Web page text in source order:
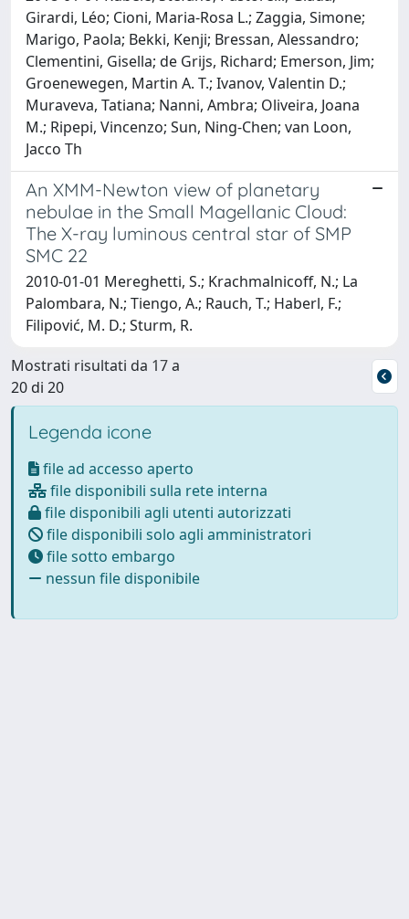
Girardi, Léo; Cioni, Maria-Rosa L.; Zaggia, Simone;
Marigo, Paola; Bekki, Kenji; Bressan, Alessandro;
Clementini, Gisella; de Grijs, Richard; Emerson, Jim;
Groenewegen, Martin A. T.; Ivanov, Valentin D.;
Muraveva, Tatiana; Nanni, Ambra; Oliveira, Joana
M.; Ripepi, Vincenzo; Sun, Ning-Chen; van Loon,
Jacco Th
An XMM-Newton view of planetary
nebulae in the Small Magellanic Cloud:
The X-ray luminous central star of SMP
SMC 22
2010-01-01 Mereghetti, S.; Krachmalnicoff, N.; La
Palombara, N.; Tiengo, A.; Rauch, T.; Haberl, F.;
Filipović, M. D.; Sturm, R.
Mostrati risultati da 17 a
20 di 20
Legenda icone
file ad accesso aperto
file disponibili sulla rete interna
file disponibili agli utenti autorizzati
file disponibili solo agli amministratori
file sotto embargo
nessun file disponibile